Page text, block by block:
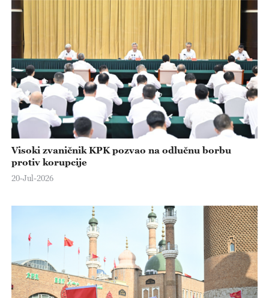
Visoki zvaničnik KPK pozvao na odlučnu borbu
protiv korupcije
20-Jul-2026